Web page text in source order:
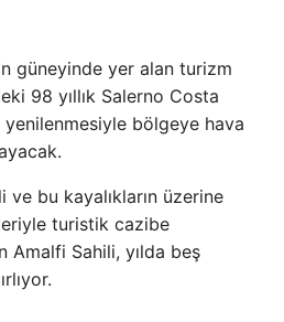
güneyinde yer alan turizm
98 yıllık Salerno Costa
yenilenmesiyle bölgeye hava
ve bu kayalıkların üzerine
turistik cazibe
Amalfi Sahili, yılda beş